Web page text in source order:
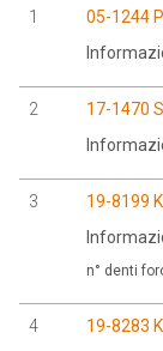
1
05-1244
2
17-1470
3
19-8199
n° denti
4
19-8283